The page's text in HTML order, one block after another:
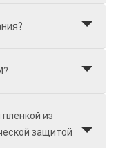
из
защитой